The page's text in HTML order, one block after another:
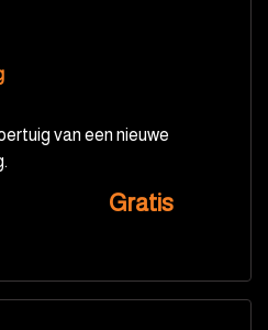
van een nieuwe
Gratis